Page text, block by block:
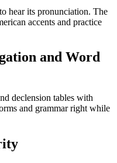
hear its pronunciation. The
accents and practice
and Word
declension tables with
and grammar right while